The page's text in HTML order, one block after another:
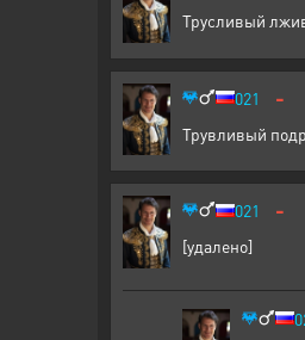
Трусливый
021 -
Трувливый
021 -
[удалено]